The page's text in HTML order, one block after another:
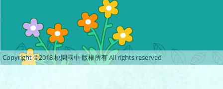
Copyright ©2018 桃園國中 版權所有 All rights reserved